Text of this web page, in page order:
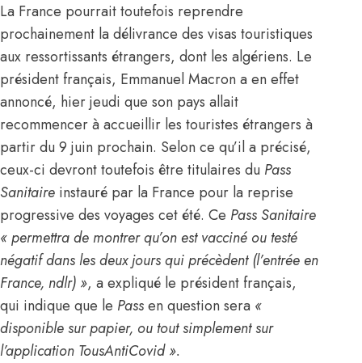
La France pourrait toutefois reprendre
prochainement la délivrance des visas touristiques
aux ressortissants étrangers, dont les algériens. Le
président français, Emmanuel Macron a en effet
annoncé, hier jeudi que son pays allait
recommencer à accueillir les touristes étrangers à
partir du 9 juin prochain. Selon ce qu’il a précisé,
ceux-ci devront toutefois être titulaires du Pass
Sanitaire instauré par la France pour la reprise
progressive des voyages cet été. Ce Pass Sanitaire
« permettra de montrer qu’on est vacciné ou testé
négatif dans les deux jours qui précèdent (l’entrée en
France, ndlr) », a expliqué le président français,
qui indique que le Passen question sera «
disponible sur papier, ou tout simplement sur
l’application TousAntiCovid ».